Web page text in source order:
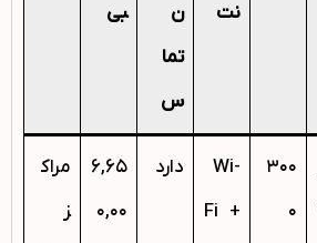
نت
ن
تما
س
بی
۳۰۰
۰
Wi-
Fi +
دارد
۶,۶۵
۰,۰۰
مراک
ز